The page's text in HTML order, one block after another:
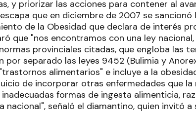
y priorizar las acciones para contener al
que en diciembre de 2007 se sancionó
de la Obesidad que declara de interés
que "nos encontramos con una ley
provinciales citadas, que engloba las
por separado las leyes 9452 (Bulimia y
alimentarios" e incluye a la
de incorporar otras enfermedades que
formas de ingesta alimenticia,
nacional", señaló el diamantino, quien invitó